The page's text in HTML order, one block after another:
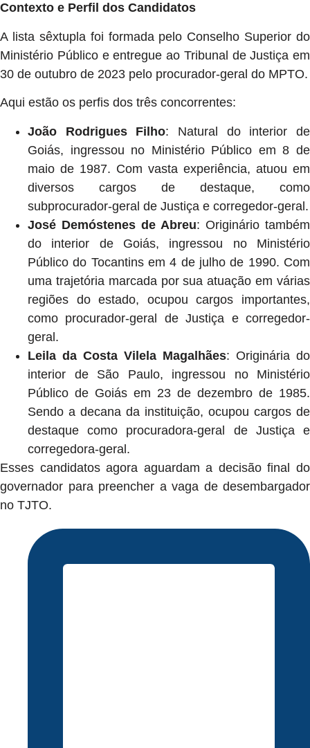
Contexto e Perfil dos Candidatos
A lista sêxtupla foi formada pelo Conselho Superior do
Ministério Público e entregue ao Tribunal de Justiça em
30 de outubro de 2023 pelo procurador-geral do MPTO.
Aqui estão os perfis dos três concorrentes:
João Rodrigues Filho: Natural do interior de
Goiás, ingressou no Ministério Público em 8 de
maio de 1987. Com vasta experiência, atuou em
diversos cargos de destaque, como
subprocurador-geral de Justiça e corregedor-geral.
José Demóstenes de Abreu: Originário também
do interior de Goiás, ingressou no Ministério
Público do Tocantins em 4 de julho de 1990. Com
uma trajetória marcada por sua atuação em várias
regiões do estado, ocupou cargos importantes,
como procurador-geral de Justiça e corregedor-
geral.
Leila da Costa Vilela Magalhães: Originária do
interior de São Paulo, ingressou no Ministério
Público de Goiás em 23 de dezembro de 1985.
Sendo a decana da instituição, ocupou cargos de
destaque como procuradora-geral de Justiça e
corregedora-geral.
Esses candidatos agora aguardam a decisão final do
governador para preencher a vaga de desembargador
no TJTO.